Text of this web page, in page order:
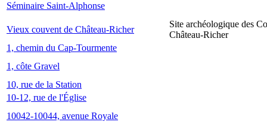
Séminaire Saint-Alphonse
Vieux couvent de Château-Richer
Site archéologique des
Château-Richer
1, chemin du Cap-Tourmente
1, côte Gravel
10, rue de la Station
10-12, rue de l'Église
10042-10044, avenue Royale